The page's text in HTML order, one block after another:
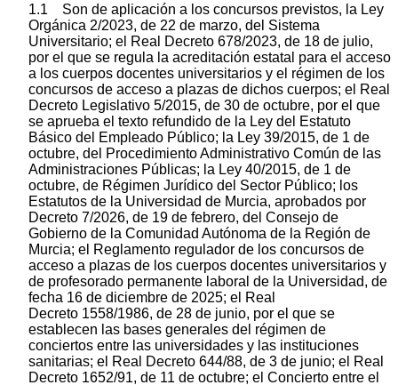
1.1 Son de aplicación a los concursos previstos, la Ley
Orgánica 2/2023, de 22 de marzo, del Sistema
Universitario; el Real Decreto 678/2023, de 18 de julio,
por el que se regula la acreditación estatal para el acceso
a los cuerpos docentes universitarios y el régimen de los
concursos de acceso a plazas de dichos cuerpos; el Real
Decreto Legislativo 5/2015, de 30 de octubre, por el que
se aprueba el texto refundido de la Ley del Estatuto
Básico del Empleado Público; la Ley 39/2015, de 1 de
octubre, del Procedimiento Administrativo Común de las
Administraciones Públicas; la Ley 40/2015, de 1 de
octubre, de Régimen Jurídico del Sector Público; los
Estatutos de la Universidad de Murcia, aprobados por
Decreto 7/2026, de 19 de febrero, del Consejo de
Gobierno de la Comunidad Autónoma de la Región de
Murcia; el Reglamento regulador de los concursos de
acceso a plazas de los cuerpos docentes universitarios y
de profesorado permanente laboral de la Universidad, de
fecha 16 de diciembre de 2025; el Real
Decreto 1558/1986, de 28 de junio, por el que se
establecen las bases generales del régimen de
conciertos entre las universidades y las instituciones
sanitarias; el Real Decreto 644/88, de 3 de junio; el Real
Decreto 1652/91, de 11 de octubre; el Concierto entre el